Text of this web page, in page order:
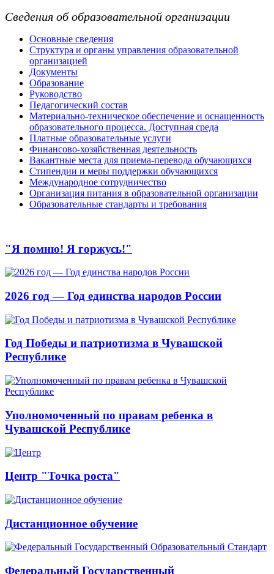
Сведения об образовательной организации
Основные сведения
Структура и органы управления образовательной
организацией
Документы
Образование
Руководство
Педагогический состав
Материально-техническое обеспечение и оснащенность
образовательного процесса. Доступная среда
Платные образовательные услуги
Финансово-хозяйственная деятельность
Вакантные места для приема-перевода обучающихся
Стипендии и меры поддержки обучающихся
Международное сотрудничество
Организация питания в образовательной организации
Образовательные стандарты и требования
"Я помню! Я горжусь!"
2026 год — Год единства народов России
Год Победы и патриотизма в Чувашской
Республике
Уполномоченный по правам ребенка в
Чувашской Республике
Центр "Точка роста"
Дистанционное обучение
Федеральный Государственный